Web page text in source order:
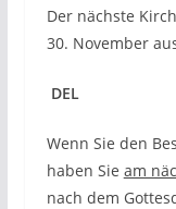
Der nächste
30. November
DEL
Wenn Sie den
haben Sie am
nach dem